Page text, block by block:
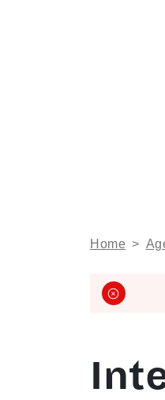
Home >